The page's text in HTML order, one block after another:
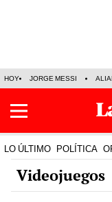
HOY JORGE MESSI
LO ÚLTIMO POLÍTICA
Videojuegos